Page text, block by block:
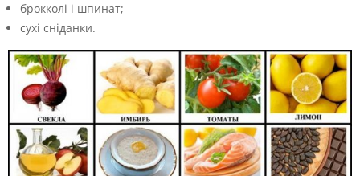
брокколі і шпинат;
сухі сніданки.